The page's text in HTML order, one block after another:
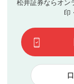
3
動画の評価
です）
評価およびコ
ます。掲載さ
てはお答えでき
て結果のご連
下記の項目に該
見合わせる場
本動画
松井証券ならオン
印